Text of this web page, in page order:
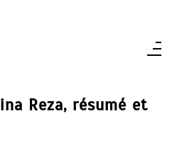
Reza, résumé et